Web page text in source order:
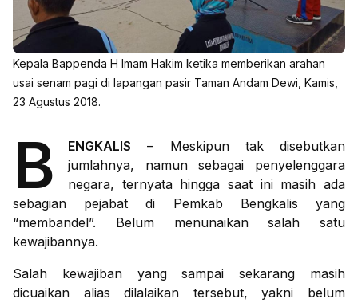
Kepala Bappenda H Imam Hakim ketika memberikan arahan
usai senam pagi di lapangan pasir Taman Andam Dewi, Kamis,
23 Agustus 2018.
B ENGKALIS – Meskipun tak disebutkan
jumlahnya, namun sebagai penyelenggara
negara, ternyata hingga saat ini masih ada
sebagian pejabat di Pemkab Bengkalis yang
“membandel”. Belum menunaikan salah satu
kewajibannya.
Salah kewajiban yang sampai sekarang masih
dicuaikan alias dilalaikan tersebut, yakni belum